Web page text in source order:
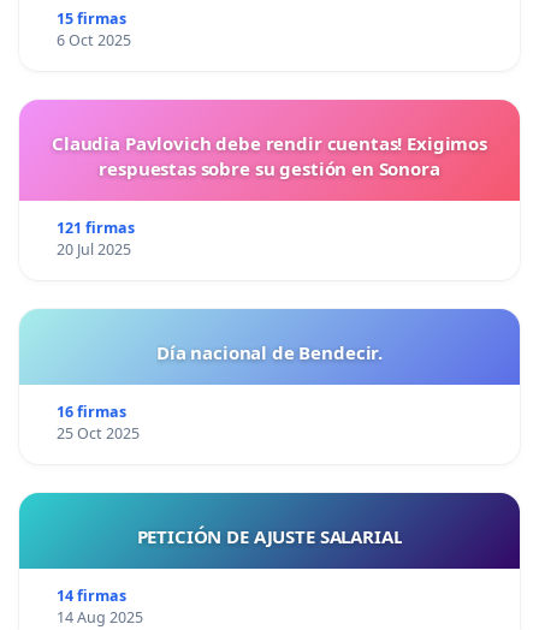
15 firmas
6 Oct 2025
Claudia Pavlovich debe rendir cuentas! Exigimos
respuestas sobre su gestión en Sonora
121 firmas
20 Jul 2025
Día nacional de Bendecir.
16 firmas
25 Oct 2025
PETICIÓN DE AJUSTE SALARIAL
14 firmas
14 Aug 2025